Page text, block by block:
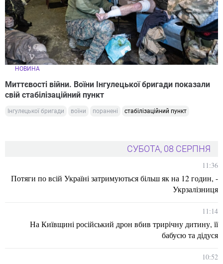
НОВИНА
Миттєвості війни. Воїни Інгулецької бригади показали
свій стабілізаційний пункт
Інгулецької бригади воїни поранені стабілізаційний пункт
СУБОТА, 08 СЕРПНЯ
11:36
Потяги по всій Україні затримуються більш як на 12 годин, -
Укрзалізниця
11:14
На Київщині російський дрон вбив трирічну дитину, її
бабусю та дідуся
10:52